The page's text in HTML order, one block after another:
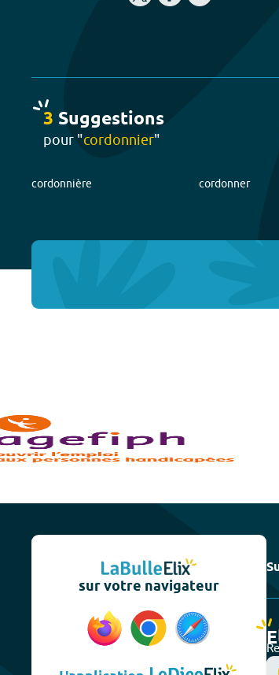
3 Suggestions
pour "cordonnier"
cordonnière cordonner
sur votre navigateur